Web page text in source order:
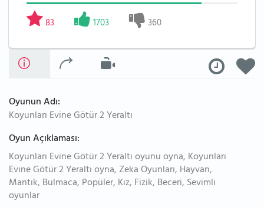
83 1703 360
Oyunun Adı:
Koyunları Evine Götür 2 Yeraltı
Oyun Açıklaması:
Koyunları Evine Götür 2 Yeraltı oyunu oyna, Koyunları
Evine Götür 2 Yeraltı oyna, Zeka Oyunları, Hayvan,
Mantık, Bulmaca, Popüler, Kız, Fizik, Beceri, Sevimli
oyunlar